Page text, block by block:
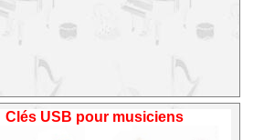
Clés USB pour musiciens